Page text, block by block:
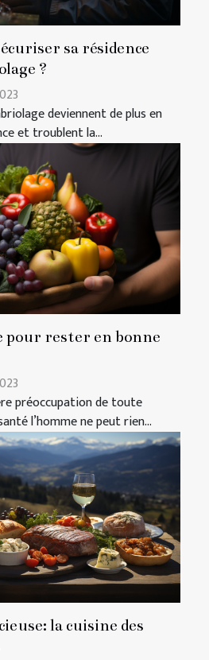
sa résidence
?
deviennent de plus en
et troublent la...
rester en bonne
préoccupation de toute
l’homme ne peut rien...
la cuisine des